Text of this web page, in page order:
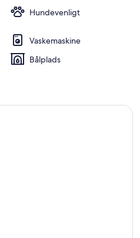
Hundevenligt
Vaskemaskine
Bålplads